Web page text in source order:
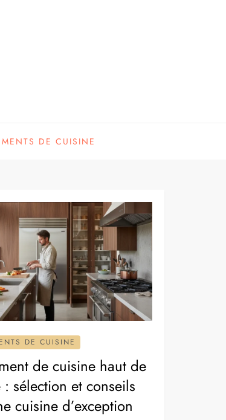
DE CUISINE
DE CUISINE
de cuisine haut de
sélection et conseils
cuisine d’exception